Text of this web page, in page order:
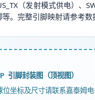
（发射模式供电）、
。完整引脚映射请参考数
引脚封装图（顶视图）
坐标及尺寸请联系嘉泰姆电